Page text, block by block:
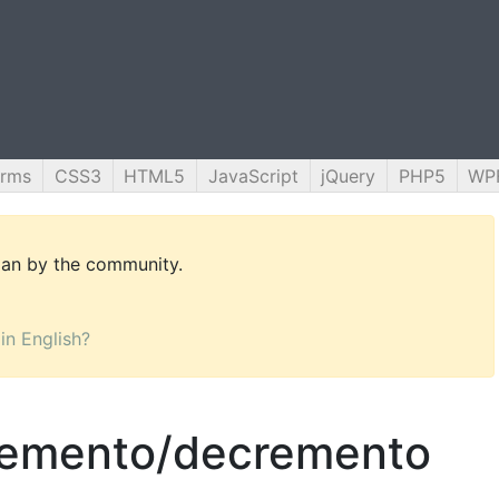
CSS3 HTML5 JavaScript jQuery PHP5
by the community.
English?
decremento